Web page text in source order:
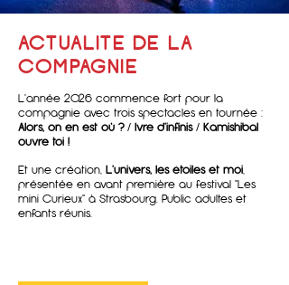
ACTUALITE DE LA
COMPAGNIE
L'année 2026 commence fort pour la
compagnie avec trois spectacles en tournée :
Alors, on en est où ?/ Ivre d'infinis/ Kamishibal
ouvre toi !
Et une création, L'univers, les étoiles et moi,
présentée en avant première au festival "Les
mini Curieux" à Strasbourg. Public adultes et
enfants réunis.